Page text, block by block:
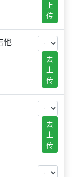
上
传
他
去
上
传
去
上
传